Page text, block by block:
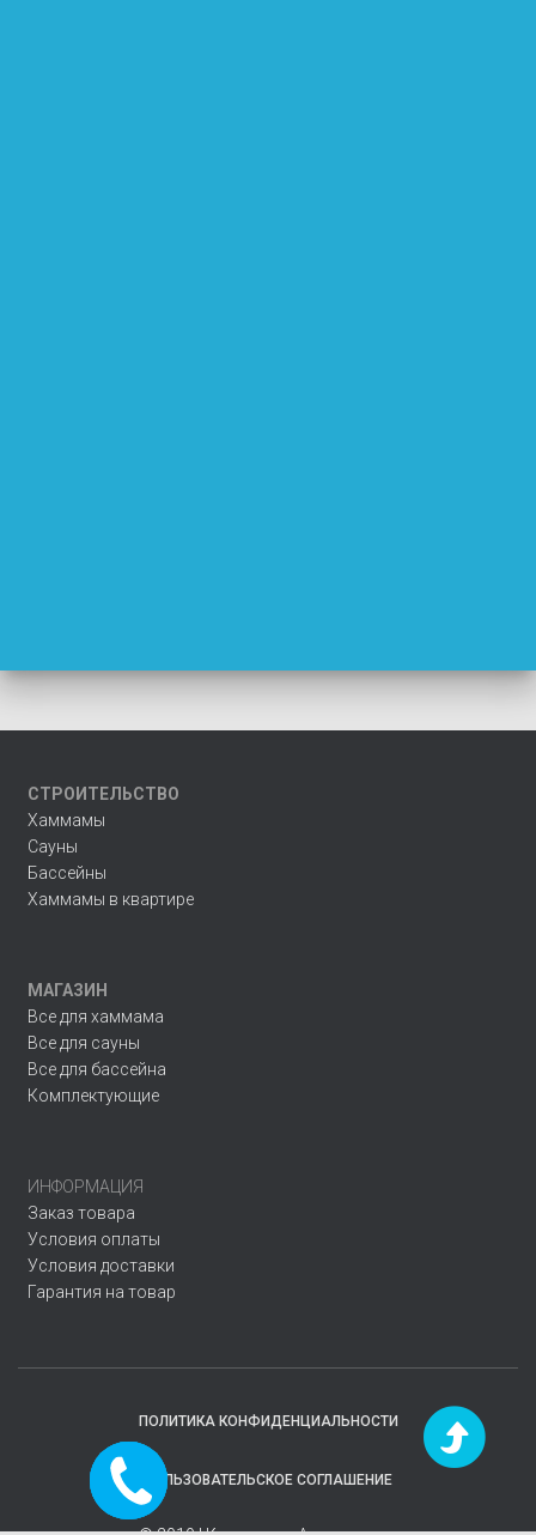
СТРОИТЕЛЬСТВО
Хаммамы
Сауны
Бассейны
Хаммамы в квартире
МАГАЗИН
Все для хаммама
Все для сауны
Все для бассейна
Комплектующие
ИНФОРМАЦИЯ
Заказ товара
Условия оплаты
Условия доставки
Гарантия на товар
ПОЛИТИКА КОНФИДЕНЦИАЛЬНОСТИ
ПОЛЬЗОВАТЕЛЬСКОЕ СОГЛАШЕНИЕ
Заказать
звонок